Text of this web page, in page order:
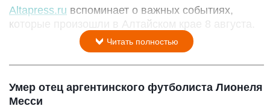
Altapress.ru вспоминает о важных событиях,
которые произошли в Алтайском крае 8 августа.
Читать полностью
Умер отец аргентинского футболиста Лионеля
Месси